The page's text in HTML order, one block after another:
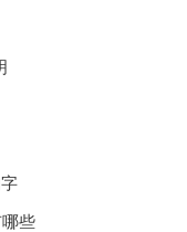
些